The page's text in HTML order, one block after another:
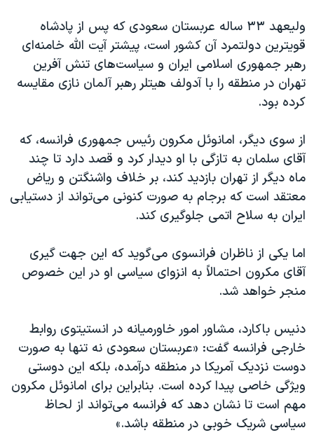
ولیعهد ۳۳ ساله عربستان سعودی که پس از پادشاه
قویترین دولتمرد آن کشور است، پیشتر آیت الله خامنه‌ای
رهبر جمهوری اسلامی ایران و سیاست‌های تنش آفرین
تهران در منطقه را با آدولف هیتلر رهبر آلمان نازی مقایسه
کرده بود.
از سوی دیگر، امانوئل مکرون رئیس جمهوری فرانسه، که
آقای سلمان به تازگی با او دیدار کرد و قصد دارد تا چند
ماه دیگر از تهران بازدید کند، بر خلاف واشنگتن و ریاض
معتقد است که برجام به صورت کنونی می‌تواند از دستیابی
ایران به سلاح اتمی جلوگیری کند.
اما یکی از ناظران فرانسوی می‌گوید که این جهت گیری
آقای مکرون احتمالاً به انزوای سیاسی او در این خصوص
منجر خواهد شد.
دنیس باکارد، مشاور امور خاورمیانه در انستیتوی روابط
خارجی فرانسه گفت: «عربستان سعودی نه تنها به صورت
دوست نزدیک آمریکا در منطقه درآمده، بلکه این دوستی
ویژگی خاصی پیدا کرده است. بنابراین برای امانوئل مکرون
مهم است تا نشان دهد که فرانسه می‌تواند از لحاظ
سیاسی شریک خوبی در منطقه باشد.»